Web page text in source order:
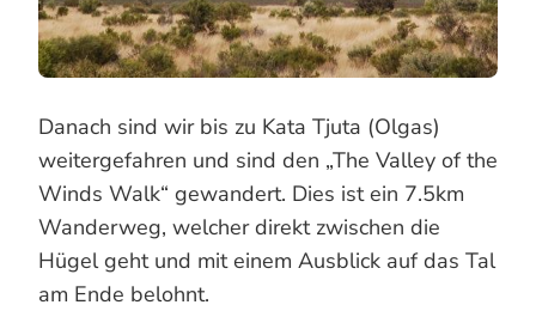
Danach sind wir bis zu Kata Tjuta (Olgas)
weitergefahren und sind den „The Valley of the
Winds Walk“ gewandert. Dies ist ein 7.5km
Wanderweg, welcher direkt zwischen die
Hügel geht und mit einem Ausblick auf das Tal
am Ende belohnt.